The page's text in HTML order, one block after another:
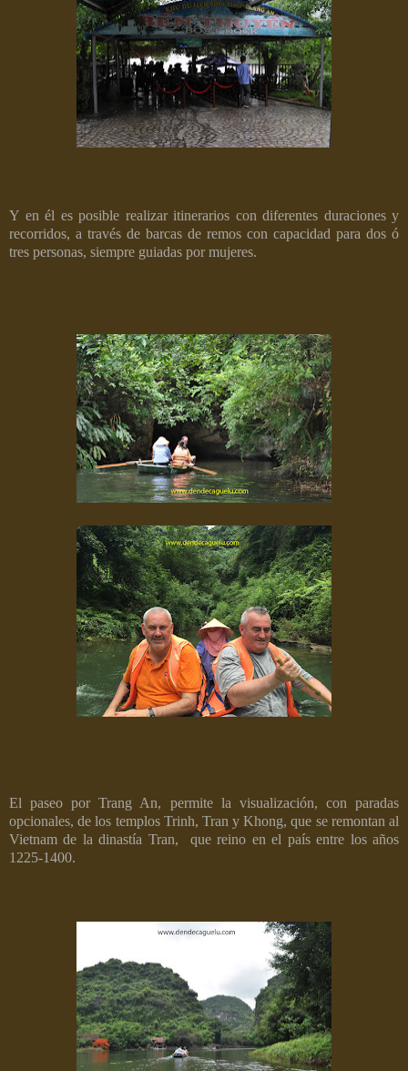
Y en él es posible realizar itinerarios con diferentes duraciones y
recorridos, a través de barcas de remos con capacidad para dos ó
tres personas, siempre guiadas por mujeres.
El paseo por Trang An, permite la visualización, con paradas
opcionales, de los templos Trinh, Tran y Khong, que se remontan al
Vietnam de la dinastía Tran, que reino en el país entre los años
1225-1400.